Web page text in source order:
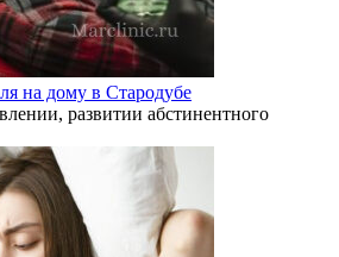
на дому в Стародубе
развитии абстинентного